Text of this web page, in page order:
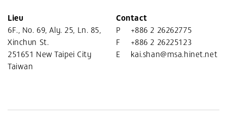
Lieu
6F., No. 69, Aly. 25, Ln. 85,
Xinchun St.
251651 New Taipei City
Taiwan
Contact
P
+886 2 26262775
F
+886 2 26225123
E
kai.shan@msa.hinet.net